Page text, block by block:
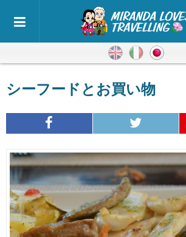
英語 イタリア語
シーフードとお買い物